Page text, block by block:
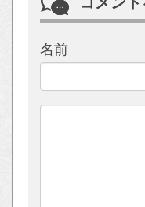
名前